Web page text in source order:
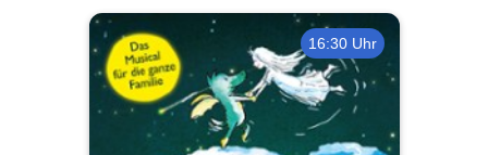
16:30 Uhr